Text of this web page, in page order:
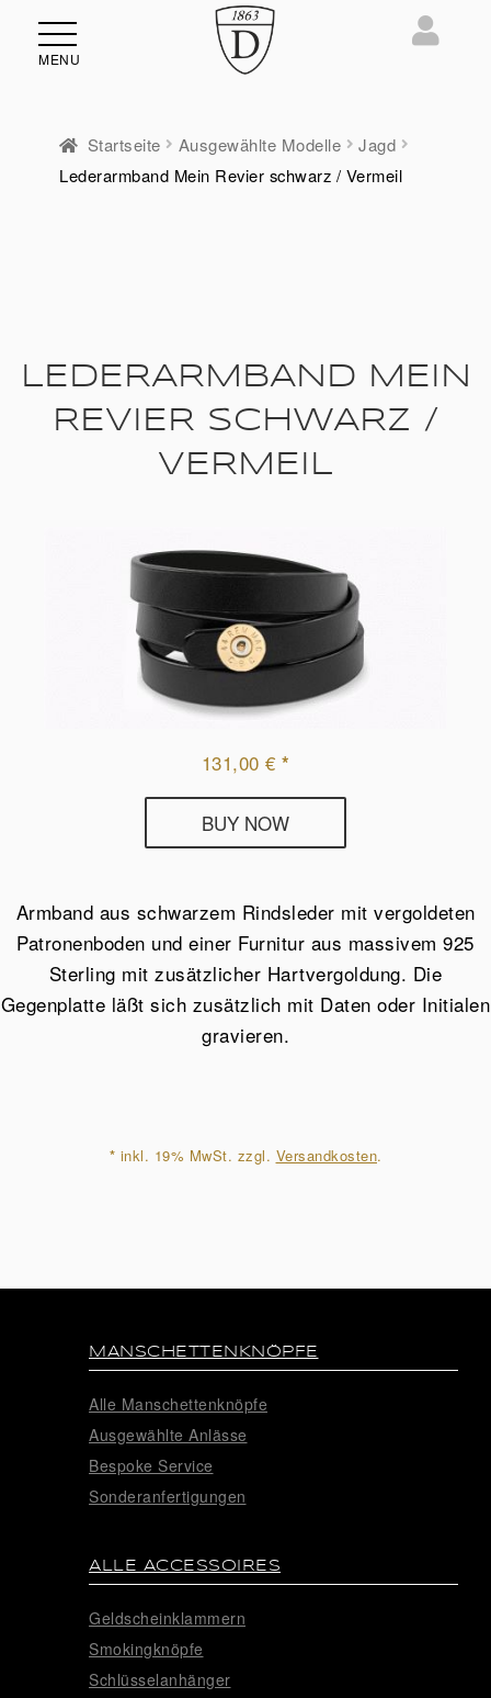
MENU
Startseite Ausgewählte Modelle
Jagd
Lederarmband Mein Revier schwarz / Vermeil
LEDERARMBAND MEIN
REVIER SCHWARZ /
VERMEIL
131,00 € *
schwarz
Vermeil
Menge
BUY NOW
Armband aus schwarzem Rindsleder mit vergoldeten
Patronenboden und einer Furnitur aus massivem 925
Sterling mit zusätzlicher Hartvergoldung. Die
Gegenplatte läßt sich zusätzlich mit Daten oder Initialen
gravieren.
* inkl. 19% MwSt. zzgl. Versandkosten.
MANSCHETTENKNÖPFE
Alle Manschettenknöpfe
Ausgewählte Anlässe
Bespoke Service
Sonderanfertigungen
ALLE ACCESSOIRES
Geldscheinklammern
Smokingknöpfe
Schlüsselanhänger